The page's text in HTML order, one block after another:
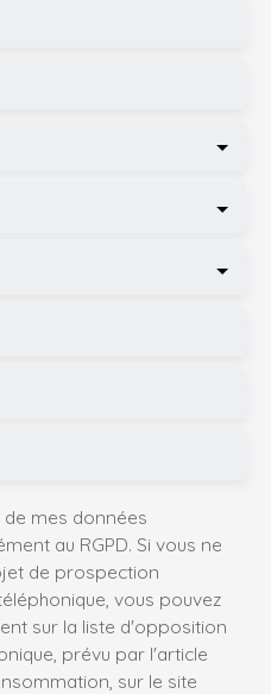
mes données
au RGPD. Si vous ne
de prospection
vous pouvez
sur la liste d'opposition
prévu par l'article
sur le site